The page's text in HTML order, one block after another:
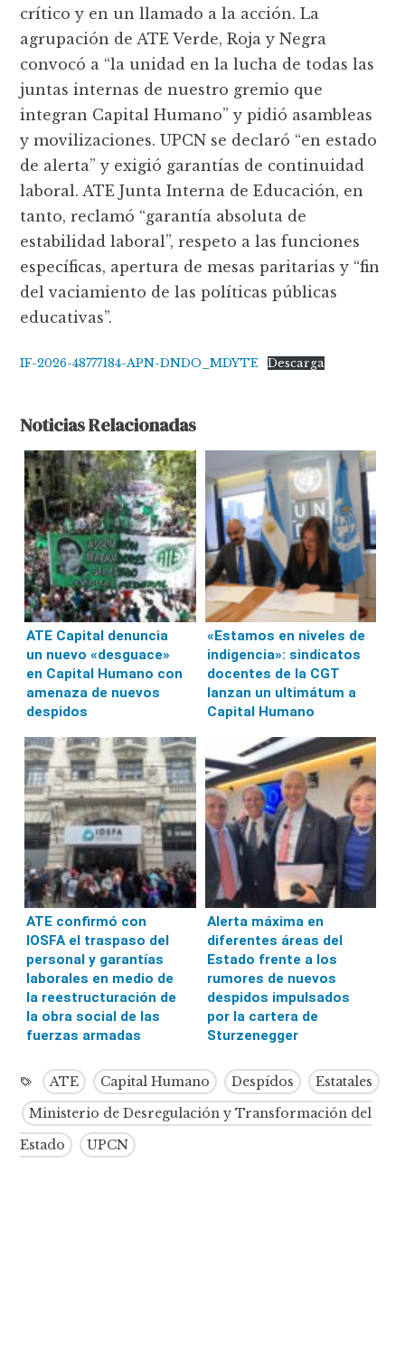
crítico y en un llamado a la acción. La
agrupación de ATE Verde, Roja y Negra
convocó a “la unidad en la lucha de todas las
juntas internas de nuestro gremio que
integran Capital Humano” y pidió asambleas
y movilizaciones. UPCN se declaró “en estado
de alerta” y exigió garantías de continuidad
laboral. ATE Junta Interna de Educación, en
tanto, reclamó “garantía absoluta de
estabilidad laboral”, respeto a las funciones
específicas, apertura de mesas paritarias y “fin
del vaciamiento de las políticas públicas
educativas”.
IF-2026-48777184-APN-DNDO_MDYTE Descarga
Noticias Relacionadas
ATE Capital denuncia
un nuevo «desguace»
en Capital Humano con
amenaza de nuevos
despidos
«Estamos en niveles de
indigencia»: sindicatos
docentes de la CGT
lanzan un ultimátum a
Capital Humano
ATE confirmó con
IOSFA el traspaso del
personal y garantías
laborales en medio de
la reestructuración de
la obra social de las
fuerzas armadas
Alerta máxima en
diferentes áreas del
Estado frente a los
rumores de nuevos
despidos impulsados
por la cartera de
Sturzenegger
ATE Capital Humano Despídos
Estatales
Ministerio de Desregulación y Transformación del
Estado
UPCN